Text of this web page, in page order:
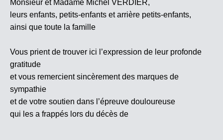
Monsieur et Madame Michel VERDIER,
leurs enfants, petits-enfants et arrière petits-enfants,
ainsi que toute la famille
Vous prient de trouver ici l’expression de leur profonde
gratitude
et vous remercient sincèrement des marques de
sympathie
et de votre soutien dans l’épreuve douloureuse
qui les a frappés lors du décès de